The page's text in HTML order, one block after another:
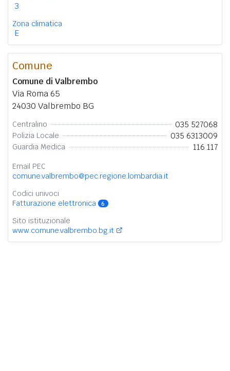
3
Zona climatica
E
Comune
Comune di Valbrembo
Via Roma 65
24030 Valbrembo BG
Centralino 035 527068
Polizia Locale 035 6313009
Guardia Medica 116 117
Email PEC
comune.valbrembo@pec.regione.lombardia.it
Codici univoci
Fatturazione elettronica
6
Sito istituzionale
www.comune.valbrembo.bg.it